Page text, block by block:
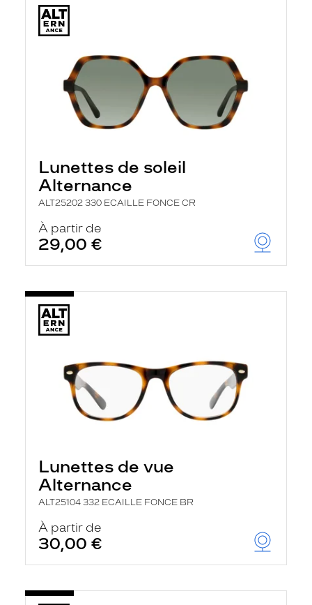
Lunettes de soleil
Alternance
ALT25202 330 ECAILLE FONCE CR
À partir de
29,00 €
Lunettes de vue
Alternance
ALT25104 332 ECAILLE FONCE BR
À partir de
30,00 €